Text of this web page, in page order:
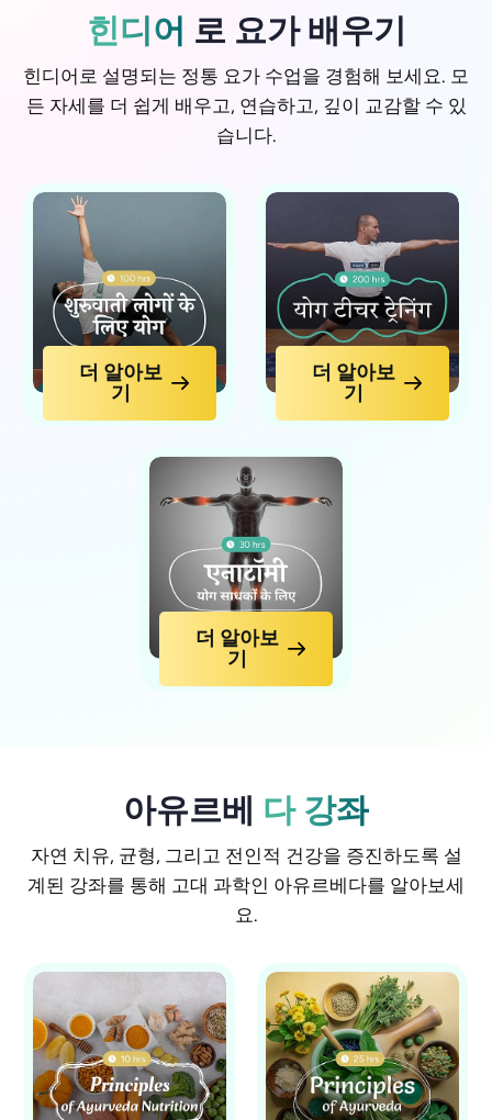
힌디어 로 요가 배우기
힌디어로 설명되는 정통 요가 수업을 경험해 보세요. 모
든 자세를 더 쉽게 배우고, 연습하고, 깊이 교감할 수 있
습니다.
더 알아보
기
더 알아보
기
더 알아보
기
아유르베 다 강좌
자연 치유, 균형, 그리고 전인적 건강을 증진하도록 설
계된 강좌를 통해 고대 과학인 아유르베다를 알아보세
요.